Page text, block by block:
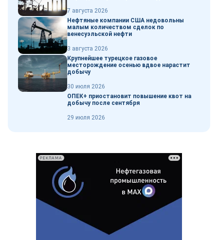
7 августа 2026
Нефтяные компании США недовольны
малым количеством сделок по
венесуэльской нефти
3 августа 2026
Крупнейшее турецкое газовое
месторождение осенью вдвое нарастит
добычу
30 июля 2026
ОПЕК+ приостановит повышение квот на
добычу после сентября
29 июля 2026
РЕКЛАМА